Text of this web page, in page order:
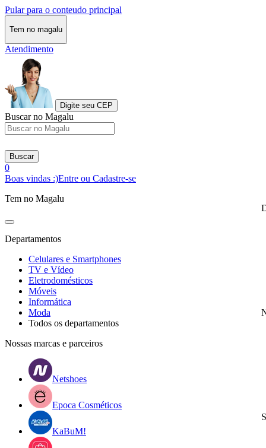
Pular para o conteudo principal
Tem no magalu
Atendimento
Digite seu CEP
Buscar no Magalu
Buscar
0
Boas vindas :)Entre ou Cadastre-se
Tem no Magalu
Departamentos
Celulares e Smartphones
TV e Vídeo
Eletrodomésticos
Móveis
Informática
Moda
Todos os departamentos
Nossas marcas e parceiros
Netshoes
Epoca Cosméticos
KaBuM!